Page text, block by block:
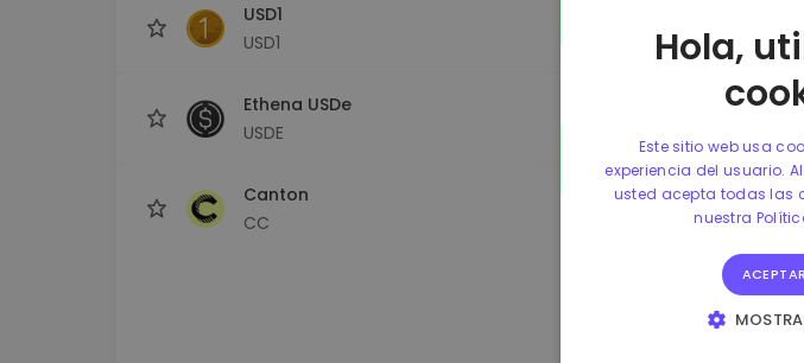
USD1
USD1
0.864596 €
Ethena USDe
USDE
Canton
CC
0.080659000 € -
Hola,
Este sitio web usa
experiencia del usuario.
usted acepta todas las
nuestra